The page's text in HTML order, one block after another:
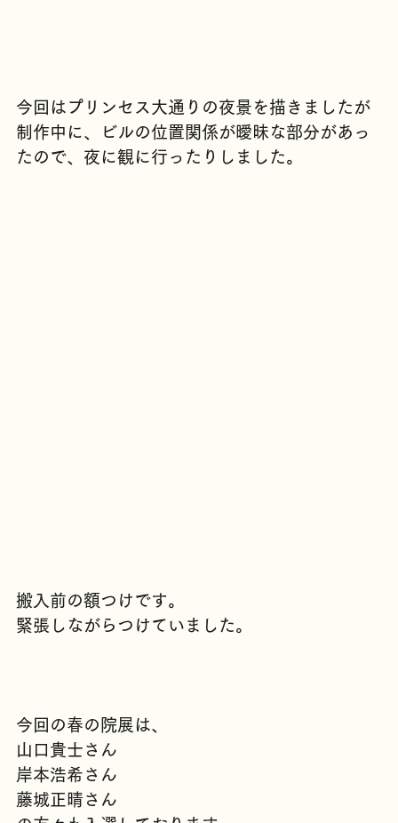
今回はプリンセス大通りの夜景を描きましたが
制作中に、ビルの位置関係が曖昧な部分があっ
搬入前の額つけです。
今回の春の院展は、
山口貴士さん
岸本浩希さん